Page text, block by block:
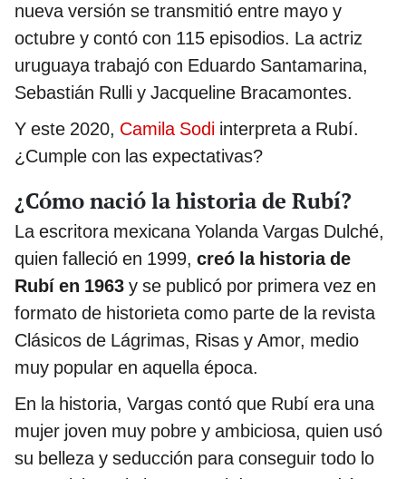
nueva versión se transmitió entre mayo y
octubre y contó con 115 episodios. La actriz
uruguaya trabajó con Eduardo Santamarina,
Sebastián Rulli y Jacqueline Bracamontes.
Y este 2020, Camila Sodi interpreta a Rubí.
¿Cumple con las expectativas?
¿Cómo nació la historia de Rubí?
La escritora mexicana Yolanda Vargas Dulché,
quien falleció en 1999, creó la historia de
Rubí en 1963 y se publicó por primera vez en
formato de historieta como parte de la revista
Clásicos de Lágrimas, Risas y Amor, medio
muy popular en aquella época.
En la historia, Vargas contó que Rubí era una
mujer joven muy pobre y ambiciosa, quien usó
su belleza y seducción para conseguir todo lo